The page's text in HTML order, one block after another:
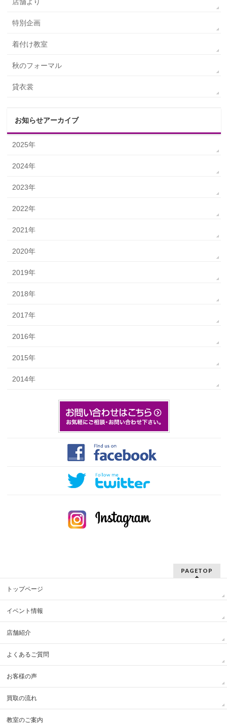
特別企画
着付け教室
秋のフォーマル
貸衣裳
お知らせアーカイブ
2025年
2024年
2023年
2022年
2021年
2020年
2019年
2018年
2017年
2016年
2015年
2014年
PAGETOP
トップページ
イベント情報
店舗紹介
よくあるご質問
お客様の声
買取の流れ
教室のご案内